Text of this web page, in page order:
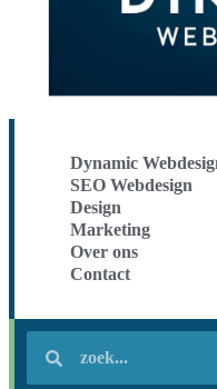
Dynamic
SEO Webdesign
Design
Marketing
Over ons
Contact